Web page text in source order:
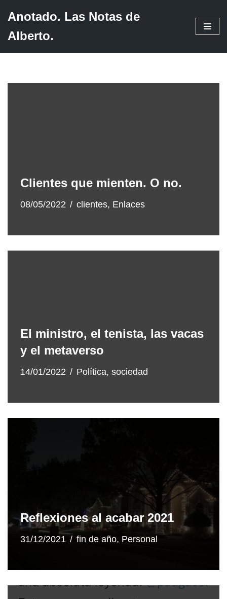
Saltar
Anotado. Las Notas de
Alberto.
Clientes que mienten. O no.
08/05/2022 clientes, Enlaces
El ministro, el tenista, las vacas
y el metaverso
14/01/2022 Política, sociedad
Reflexiones al acabar 2021
31/12/2021 fin de año, Personal